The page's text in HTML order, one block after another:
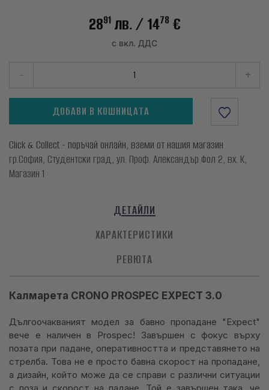
2891 лв./ 1478 €
с вкл. ДДС
- +
ДОБАВИ В КОШНИЦАТА
Click & Collect - поръчай онлайн, вземи от нашия магазин
гр.София, Студентски град, ул. Проф. Александър Фол 2, вх. К,
Магазин 1
ДЕТАЙЛИ
ХАРАКТЕРИСТИКИ
РЕВЮТА
Калмарета CRONO PROSPEC EXPECT 3.0
Дългоочакваният модел за бавно пропадане "Expect"
вече е наличен в Prospec! Завършен с фокус върху
позата при падане, оперативността и представянето на
стрелба. Това не е просто бавна скорост на пропадане,
а дизайн, който може да се справи с различни ситуации
с поза и скорост на падане. Той е завършен така, че